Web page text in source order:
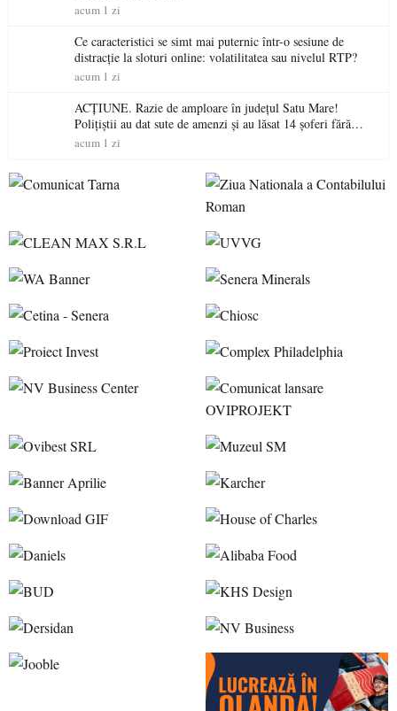
acum 1 zi
Ce caracteristici se simt mai puternic într-o sesiune de
distracție la sloturi online: volatilitatea sau nivelul RTP?
acum 1 zi
ACȚIUNE. Razie de amploare în județul Satu Mare!
Polițiștii au dat sute de amenzi și au lăsat 14 șoferi fără
permis într-o singură zi
acum 1 zi